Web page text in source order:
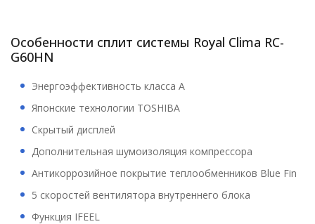
Особенности сплит системы Royal Clima RC-
G60HN
Энергоэффективность класса А
Японские технологии TOSHIBA
Скрытый дисплей
Дополнительная шумоизоляция компрессора
Антикоррозийное покрытие теплообменников Blue Fin
5 скоростей вентилятора внутреннего блока
Функция IFEEL